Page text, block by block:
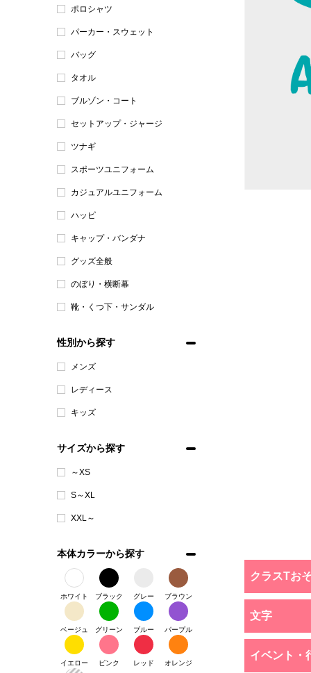
ポロシャツ
パーカー・スウェット
バッグ
タオル
ブルゾン・コート
セットアップ・ジャージ
ツナギ
スポーツユニフォーム
カジュアルユニフォーム
ハッピ
キャップ・バンダナ
グッズ全般
のぼり・横断幕
靴・くつ下・サンダル
性別から探す
メンズ
レディース
キッズ
サイズから探す
～XS
S～XL
XXL～
本体カラーから探す
ホワイト ブラック グレー ブラウン
ベージュ グリーン ブルー パープル
イエロー ピンク レッド オレンジ
クラスTお
文字
イベント・